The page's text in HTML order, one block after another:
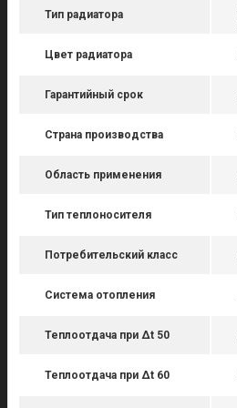
Тип радиатора
Цвет радиатора
Гарантийный срок
Страна производства
Область применения
Тип теплоносителя
Потребительский класс
Система отопления
Теплоотдача при Δt 50
Теплоотдача при Δt 60